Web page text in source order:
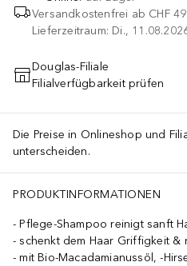
Versandkostenfrei ab CHF
Lieferzeitraum: Di.,
IN DEN
Douglas-Filiale
Filialverfügbarkeit prüfen
Die Preise in Onlineshop und
unterscheiden.
PRODUKTINFORMATIONEN
Pflege-Shampoo reinigt sanft
schenkt dem Haar Griffigkeit &
mit Bio-Macadamianussöl, -